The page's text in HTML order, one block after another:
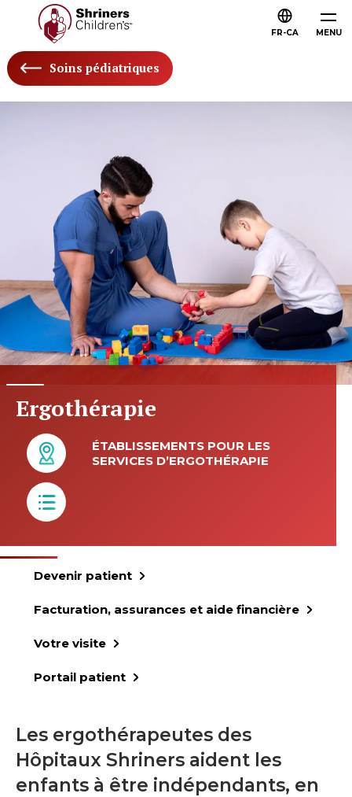
MENU
FR-CA
Soins pédiatriques
Ergothérapie
ÉTABLISSEMENTS POUR LES
SERVICES D’ERGOTHÉRAPIE
Devenir patient
Facturation, assurances et aide financière
Votre visite
Portail patient
Les ergothérapeutes des
Hôpitaux Shriners aident les
enfants à être indépendants, en